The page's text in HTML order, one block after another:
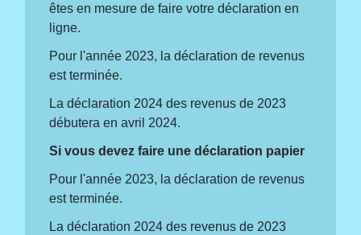
êtes en mesure de faire votre déclaration en
ligne.
Pour l'année 2023, la déclaration de revenus
est terminée.
La déclaration 2024 des revenus de 2023
débutera en avril 2024.
Si vous devez faire une déclaration papier
Pour l'année 2023, la déclaration de revenus
est terminée.
La déclaration 2024 des revenus de 2023